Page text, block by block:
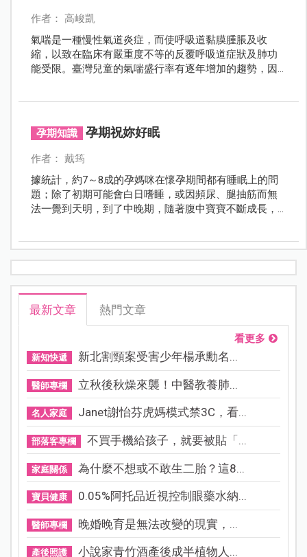
作者： 高峻凱
氣喘是一種慢性氣道炎症，而使呼吸道黏膜腫脹及收
縮，以致在臨床有嚴重度不等的反覆呼吸道症狀及肺功
能受限。臺灣兒童的氣喘盛行率有逐年增加的趨勢，因
孕期知識 孕期祝妳好眠
作者： 戴筠
據統計，約7～8成的孕媽咪在懷孕期間都有睡眠上的問
題；除了初期可能會白日嗜睡，或因頻尿、腿抽筋而無
法一覺到天明，到了中晚期，隨著腹中寶寶不斷成長，
不但會影響孕媽咪的身心健康，也連帶左右胎兒的發
最新文章 熱門文章
看更多
新知快遞 新北割頸案受害少年楊承勳名...
醫師專欄 立秋後秋燥來襲！中醫教養肺...
名人家庭 Janet謝怡芬虎媽模式禁3C，看...
部落客專欄 不買手機給孩子，就要被貼「...
家庭關係 為什麼不想或不敢生二胎？這8...
寶貝健康 0.05%阿托品近視控制眼藥水納...
醫師專欄 晚婚晚育是無法改變的現實，...
產後照護 小說家青竹酒產後成半植物人...